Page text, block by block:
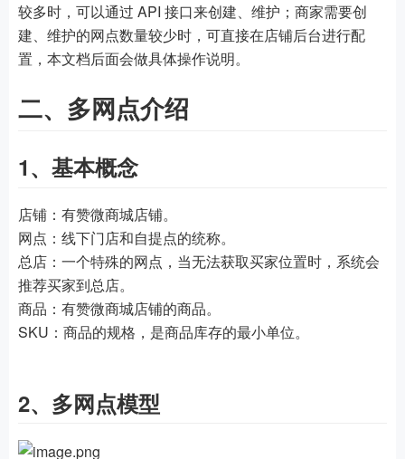
较多时，可以通过 API 接口来创建、维护；商家需要创
建、维护的网点数量较少时，可直接在店铺后台进行配
置，本文档后面会做具体操作说明。
二、多网点介绍
1、基本概念
店铺：有赞微商城店铺。
网点：线下门店和自提点的统称。
总店：一个特殊的网点，当无法获取买家位置时，系统会
推荐买家到总店。
商品：有赞微商城店铺的商品。
SKU：商品的规格，是商品库存的最小单位。
2、多网点模型